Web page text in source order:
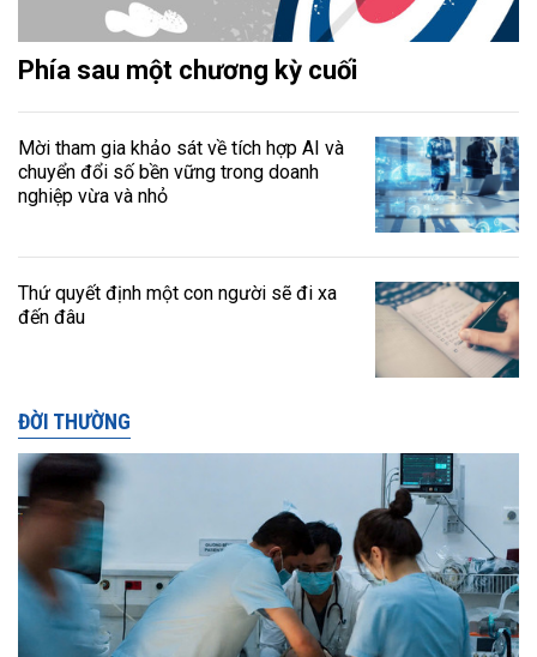
Phía sau một chương kỳ cuối
Mời tham gia khảo sát về tích hợp AI và
chuyển đổi số bền vững trong doanh
nghiệp vừa và nhỏ
Thứ quyết định một con người sẽ đi xa
đến đâu
ĐỜI THƯỜNG